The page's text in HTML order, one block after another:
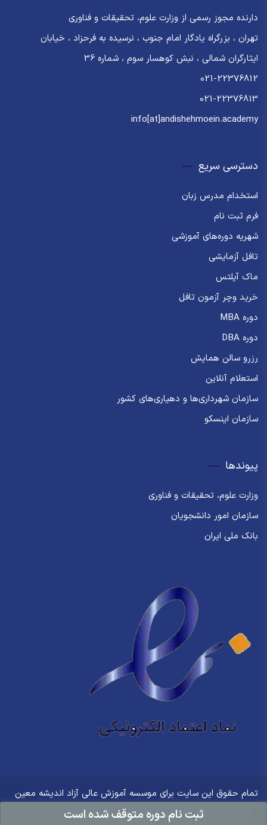
ثبت نام دوره متوقف شده است
دارنده مجوز رسمی از وزارت علوم، تحقیقات و فناوری
تهران ، بزرگراه یادگار امام جنوب ، نرسیده به فرحزاد ، خیابان
ایثارگران شمالی ، نبش کوهسار سوم ، شماره 36
021-22376812
021-22376813
info[at]andishehmoein.academy
دسترسی سریع
استخدام مدرس زبان
فرم ثبت نام
شهریه دوره‌های آموزشی
تافل آزمایشی
ماک آیلتس
خرید وچر آزمون تافل
دوره MBA
دوره DBA
رزرو سالن همایش
استعلام آنلاین
سازمان شهرداری‌ها و دهیاری‌های کشور
سازمان اینسکو
پیوندها
وزارت علوم، تحقیقات و فناوری
سازمان امور دانشجویان
بانک ملی ایران
تمام حقوق این سایت برای موسسه آموزش عالی آزاد اندیشه معین